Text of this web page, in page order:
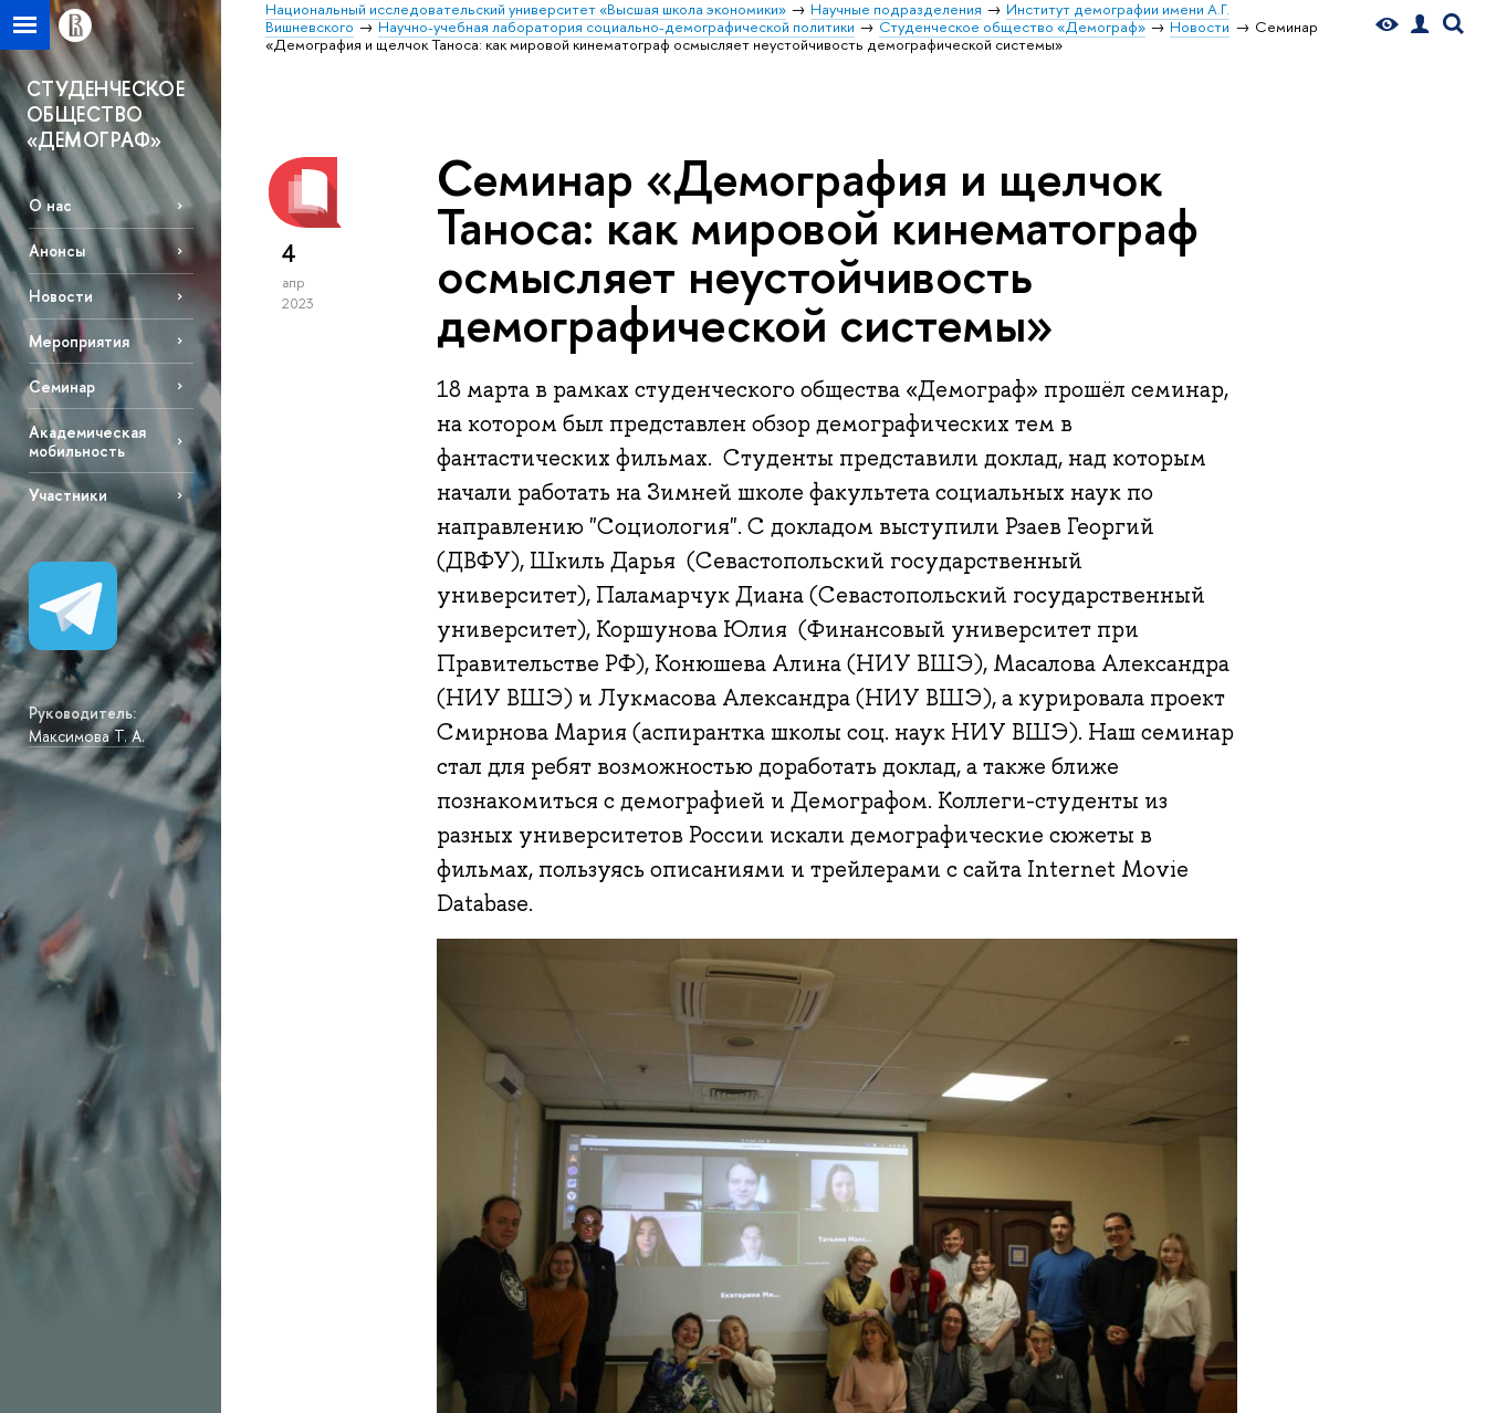
Национальный исследовательский университет «Высшая школа экономики» Научные подразделения
Институт демографии имени А.Г.
Вишневского
Научно-учебная лаборатория социально-демографической политики Студенческое общество «Демограф» Новости
Семинар
«Демография и щелчок Таноса: как мировой кинематограф осмысляет неустойчивость демографической системы»
СТУДЕНЧЕСКОЕ
ОБЩЕСТВО
«ДЕМОГРАФ»
О нас
Анонсы
Новости
Мероприятия
Семинар
Академическая
мобильность
Участники
Руководитель:
Максимова Т. А.
4
апр
2023
Семинар «Демография и щелчок
Таноса: как мировой кинематограф
осмысляет неустойчивость
демографической системы»
18 марта в рамках студенческого общества «Демограф» прошёл семинар,
на котором был представлен обзор демографических тем в
фантастических фильмах. Студенты представили доклад, над которым
начали работать на Зимней школе факультета социальных наук по
направлению "Социология". С докладом выступили Рзаев Георгий
(ДВФУ), Шкиль Дарья (Севастопольский государственный
университет), Паламарчук Диана (Севастопольский государственный
университет), Коршунова Юлия (Финансовый университет при
Правительстве РФ), Конюшева Алина (НИУ ВШЭ), Масалова Александра
(НИУ ВШЭ) и Лукмасова Александра (НИУ ВШЭ), а курировала проект
Смирнова Мария (аспирантка школы соц. наук НИУ ВШЭ). Наш семинар
стал для ребят возможностью доработать доклад, а также ближе
познакомиться с демографией и Демографом. Коллеги-студенты из
разных университетов России искали демографические сюжеты в
фильмах, пользуясь описаниями и трейлерами с сайта Internet Movie
Database.